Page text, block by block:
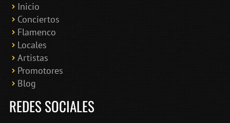
Inicio
Conciertos
Flamenco
Locales
Artistas
Promotores
Blog
REDES SOCIALES